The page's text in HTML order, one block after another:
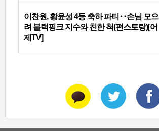
이찬원, 황윤성 4등 축하 파티‥손님 모으
려 블랙핑크 지수와 친한 척(편스토랑)[어
제TV]